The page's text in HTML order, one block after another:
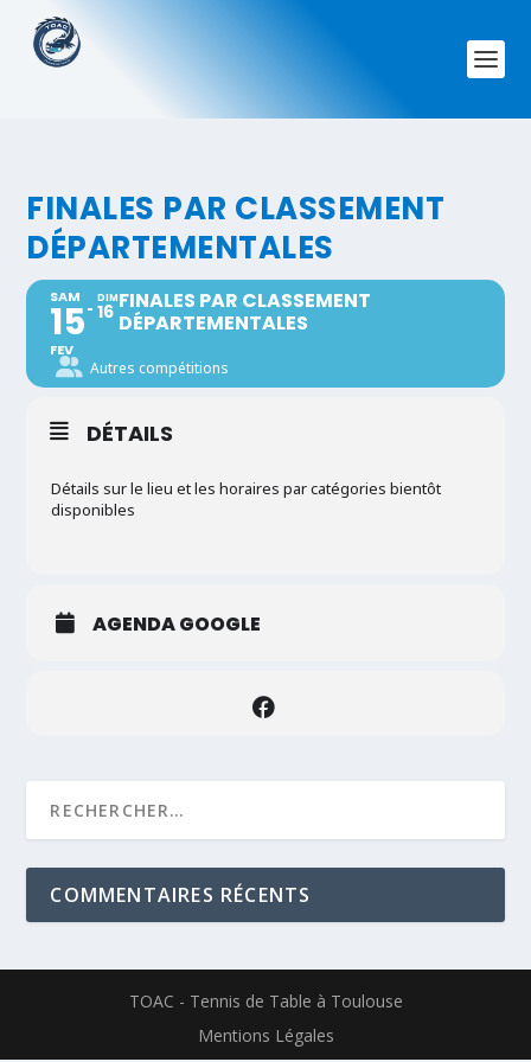
FINALES PAR CLASSEMENT
DÉPARTEMENTALES
SAM
15
FEV
DIM
16 FINALES PAR CLASSEMENT
DÉPARTEMENTALES
Autres compétitions
DÉTAILS
Détails sur le lieu et les horaires par catégories bientôt
disponibles
AGENDA GOOGLE
COMMENTAIRES RÉCENTS
TOAC - Tennis de Table à Toulouse
Mentions Légales